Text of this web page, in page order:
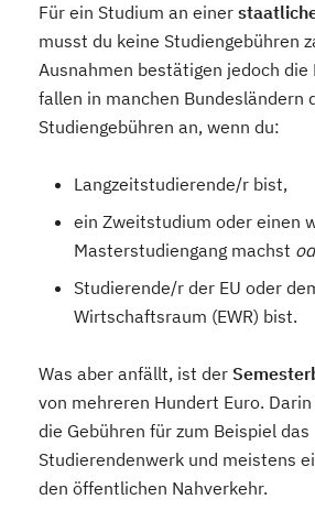
Für ein Studium an einer
musst du keine Studiengebühren
Ausnahmen bestätigen jedoch die
fallen in manchen Bundesländern
Studiengebühren an, wenn du:
Langzeitstudierende/r bist,
ein Zweitstudium oder einen
Masterstudiengang machst
Studierende/r der EU oder
Wirtschaftsraum (EWR) bist.
Was aber anfällt, ist der
von mehreren Hundert Euro.
die Gebühren für zum Beispiel das
Studierendenwerk und meistens
den öffentlichen Nahverkehr.